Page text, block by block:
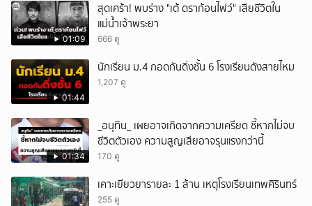
01:09
สุดเศร้า! พบร่าง "เต้ ดราก้อนไฟว์" เสียชีวิตใน
แม่น้ำเจ้าพระยา
666 ดู
01:44
นักเรียน ม.4 กอดกันดิ่งชั้น 6 โรงเรียนดังสายไหม
1,207 ดู
01:34
_อนุทิน_ เผยอาจเกิดจากความเครียด ชี้หากไม่จบ
ชีวิตตัวเอง ความสูญเสียอาจรุนแรงกว่านี้
170 ดู
เคาะเยียวยารายละ 1 ล้าน เหตุโรงเรียนเทพศิรินทร์
255 ดู